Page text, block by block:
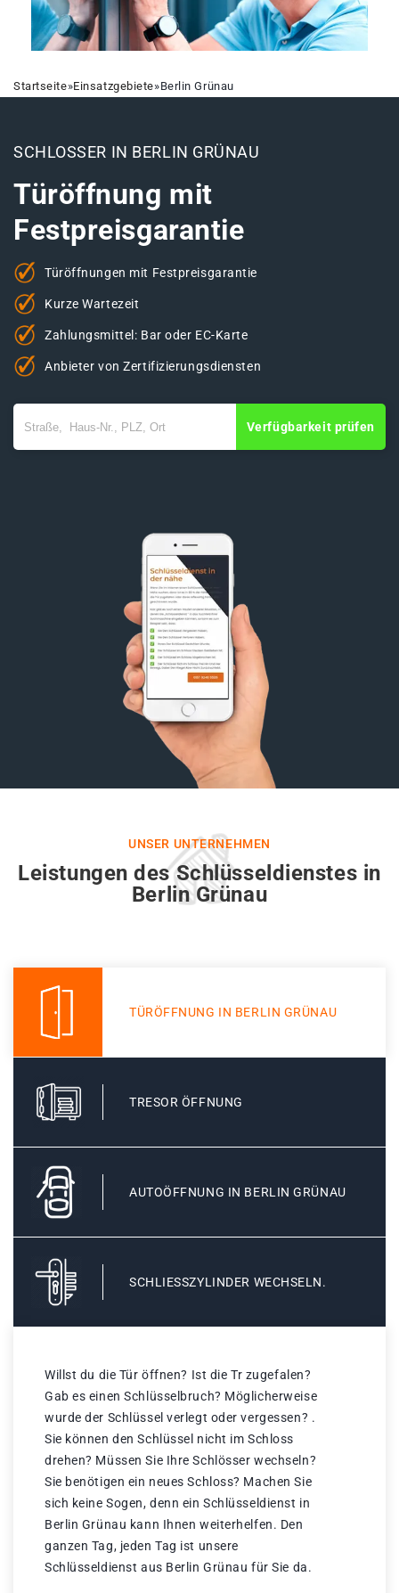
Startseite»Einsatzgebiete»Berlin Grünau
SCHLOSSER IN BERLIN GRÜNAU
Türöffnung mit
Festpreisgarantie
Türöffnungen mit Festpreisgarantie
Kurze Wartezeit
Zahlungsmittel: Bar oder EC-Karte
Anbieter von Zertifizierungsdiensten
Verfügbarkeit prüfen
UNSER UNTERNEHMEN
Leistungen des Schlüsseldienstes in
Berlin Grünau
TÜRÖFFNUNG IN BERLIN GRÜNAU
TRESOR ÖFFNUNG
AUTOÖFFNUNG IN BERLIN GRÜNAU
SCHLIESSZYLINDER WECHSELN.
Willst du die Tür öffnen? Ist die Tr zugefalen?
Gab es einen Schlüsselbruch? Möglicherweise
wurde der Schlüssel verlegt oder vergessen? .
Sie können den Schlüssel nicht im Schloss
drehen? Müssen Sie Ihre Schlösser wechseln?
Sie benötigen ein neues Schloss? Machen Sie
sich keine Sogen, denn ein Schlüsseldienst in
Berlin Grünau kann Ihnen weiterhelfen. Den
ganzen Tag, jeden Tag ist unsere
Schlüsseldienst aus Berlin Grünau für Sie da.